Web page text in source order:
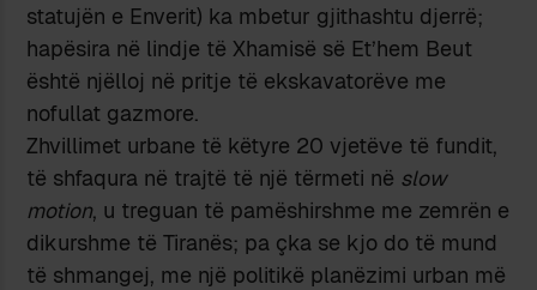
statujën e Enverit) ka mbetur gjithashtu djerrë;
hapësira në lindje të Xhamisë së Et’hem Beut
është njëlloj në pritje të ekskavatorëve me
nofullat gazmore.
Zhvillimet urbane të këtyre 20 vjetëve të fundit,
të shfaqura në trajtë të një tërmeti në slow
motion, u treguan të pamëshirshme me zemrën e
dikurshme të Tiranës; pa çka se kjo do të mund
të shmangej, me një politikë planëzimi urban më